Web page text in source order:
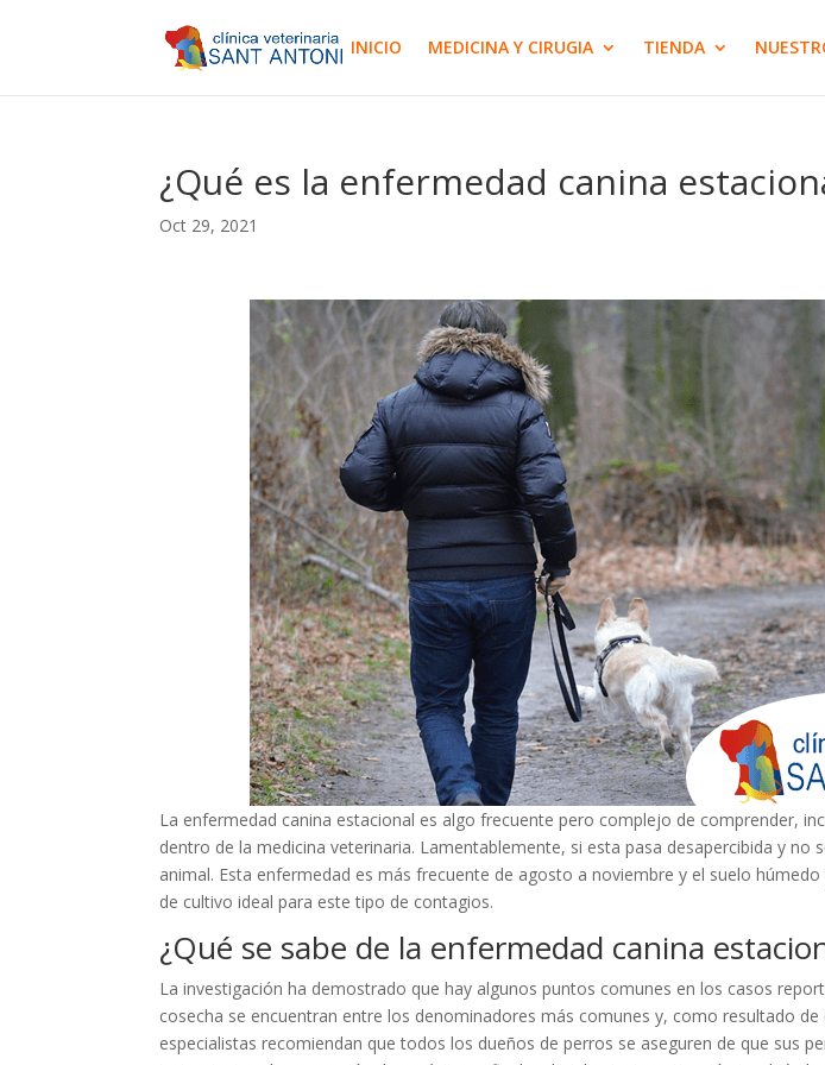
INICIO MEDICINA Y CIRUGIA TIENDA
¿Qué es la enfermedad canina
Oct 29, 2021
La enfermedad canina estacional es algo frecuente pero complejo de comprender,
dentro de la medicina veterinaria. Lamentablemente, si esta pasa desapercibida y no
animal. Esta enfermedad es más frecuente de agosto a noviembre y el suelo
de cultivo ideal para este tipo de contagios.
¿Qué se sabe de la enfermedad canina
La investigación ha demostrado que hay algunos puntos comunes en los casos
cosecha se encuentran entre los denominadores más comunes y, como resultado
especialistas recomiendan que todos los dueños de perros se aseguren de que sus